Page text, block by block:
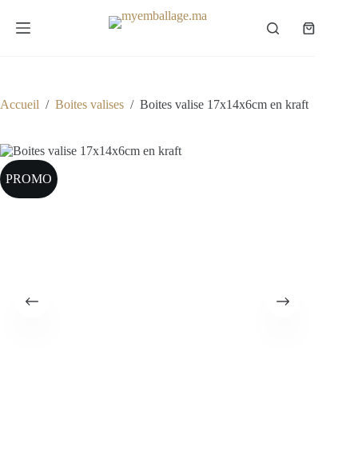
contenu
Panier
Accueil / Boites valises / Boites valise 17x14x6cm en kraft
PROMO